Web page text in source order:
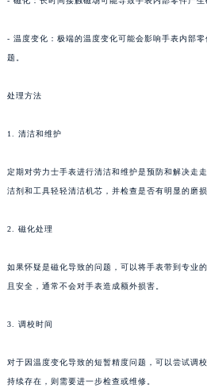
- 温度变化：极端的温度变化可能会影响手表内部
题。
处理方法
1. 清洁和维护
定期对劳力士手表进行清洁和维护是预防和解决走
洁剂和工具轻轻清洁机芯，并检查是否有明显的磨损
2. 磁化处理
如果怀疑是磁化导致的问题，可以将手表带到专业
且安全，通常不会对手表造成额外损害。
3. 调校时间
对于因温度变化导致的短暂精度问题，可以尝试调
持续存在，则需要进一步检查或维修。